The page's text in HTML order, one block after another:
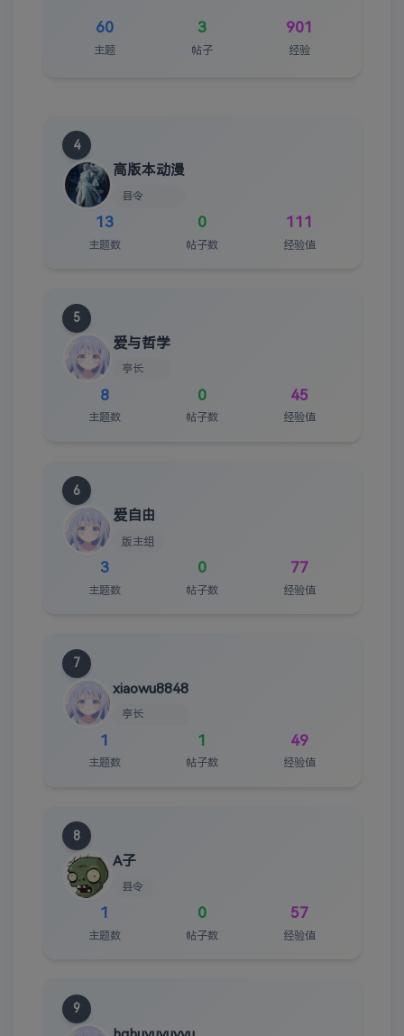
60
主题
3
帖子
901
经验
4
高版本动漫
县令
13
主题数
0
帖子数
111
经验值
5
爱与哲学
亭长
8
主题数
0
帖子数
45
经验值
6
爱自由
版主组
3
主题数
0
帖子数
77
经验值
7
xiaowu8848
亭长
1
主题数
1
帖子数
49
经验值
8
A子
县令
1
主题数
0
帖子数
57
经验值
9